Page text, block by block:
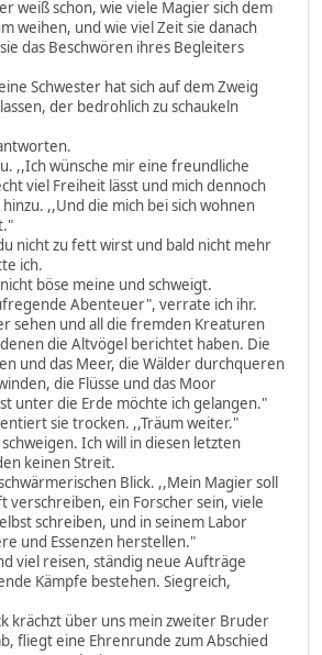
weiß schon, wie viele Magier sich dem
weihen, und wie viel Zeit sie danach
das Beschwören ihres Begleiters
Schwester hat sich auf dem Zweig
der bedrohlich zu schaukeln
,,Ich wünsche mir eine freundliche
viel Freiheit lässt und mich dennoch
,,Und die mich bei sich wohnen
nicht zu fett wirst und bald nicht mehr
ich.
böse meine und schweigt.
Abenteuer", verrate ich ihr.
sehen und all die fremden Kreaturen
die Altvögel berichtet haben. Die
und das Meer, die Wälder durchqueren
die Flüsse und das Moor
unter die Erde möchte ich gelangen."
sie trocken. ,,Träum weiter."
schweigen. Ich will in diesen letzten
keinen Streit.
Blick. ,,Mein Magier soll
verschreiben, ein Forscher sein, viele
schreiben, und in seinem Labor
und Essenzen herstellen."
viel reisen, ständig neue Aufträge
Kämpfe bestehen. Siegreich,
krächzt über uns mein zweiter Bruder
fliegt eine Ehrenrunde zum Abschied